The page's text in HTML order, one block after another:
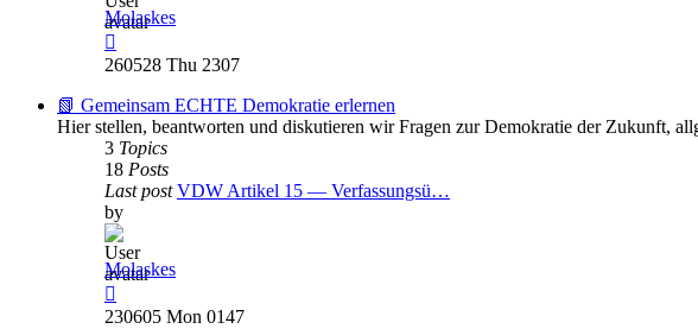
Molaskes
the
post
260528 Thu 2307
📗 Gemeinsam ECHTE Demokratie erlernen
Hier stellen, beantworten und diskutieren wir Fragen zur Demokratie der Zukunft,
3 Topics
18 Posts
Last post VDW Artikel 15 — Verfassungsü…
by
Molaskes
the
230605 Mon 0147